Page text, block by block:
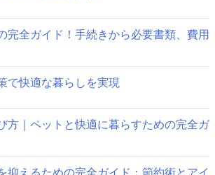
完全ガイド！手続きから必要書類、費用
で快適な暮らしを実現
方｜ペットと快適に暮らすための完全ガ
抑えるための完全ガイド：節約術とアイ